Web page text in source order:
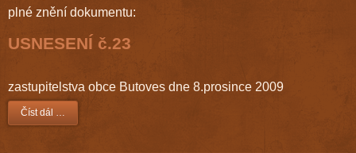
plné znění dokumentu:
USNESENÍ č.23
zastupitelstva obce Butoves dne 8.prosince 2009
Číst dál …